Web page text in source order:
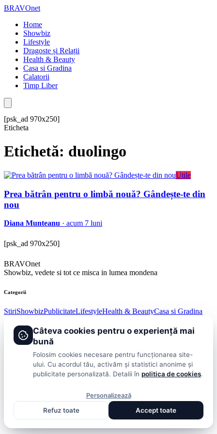
BRAVOnet
Home
Showbiz
Lifestyle
Dragoste și Relații
Health & Beauty
Casa si Gradina
Calatorii
Timp Liber
[psk_ad 970x250]
Eticheta
Etichetă: duolingo
Utile
Prea bătrân pentru o limbă nouă? Gândește-te din
nou
Diana Munteanu · acum 7 luni
[psk_ad 970x250]
BRAVOnet
Showbiz, vedete si tot ce misca in lumea mondena
Categorii
StiriShowbizPublicitateLifestyleHealth & BeautyCasa si Gradina
BRAVOnet
Politica De Confidentialitate
© 2026 BRAVOnet. Toate drepturile rezervate.
Câteva cookies pentru o experiență mai
bună
Folosim cookies necesare pentru funcționarea site-
ului. Cu acordul tău, activăm și statistici anonime și
publicitate personalizată. Detalii în politica de cookies.
Personalizează
Refuz toate
Accept toate